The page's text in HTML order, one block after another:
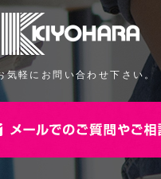
気軽にお問い合わせ下さい。